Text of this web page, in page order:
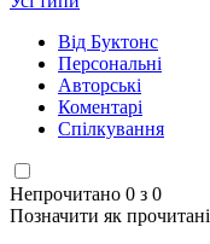
Від Буктонс
Персональні
Авторські
Коментарі
Спілкування
Непрочитано 0 з 0
Позначити як прочитані